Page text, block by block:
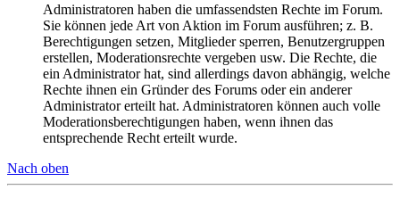
Administratoren haben die umfassendsten Rechte im Forum.
Sie können jede Art von Aktion im Forum ausführen; z. B.
Berechtigungen setzen, Mitglieder sperren, Benutzergruppen
erstellen, Moderationsrechte vergeben usw. Die Rechte, die
ein Administrator hat, sind allerdings davon abhängig, welche
Rechte ihnen ein Gründer des Forums oder ein anderer
Administrator erteilt hat. Administratoren können auch volle
Moderationsberechtigungen haben, wenn ihnen das
entsprechende Recht erteilt wurde.
Nach oben